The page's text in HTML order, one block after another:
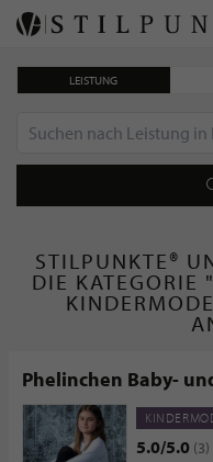
LEISTUNG
STILPUNKTE®
DIE KATEGORIE
Phelinchen Baby-
5.0/5.0 (3)